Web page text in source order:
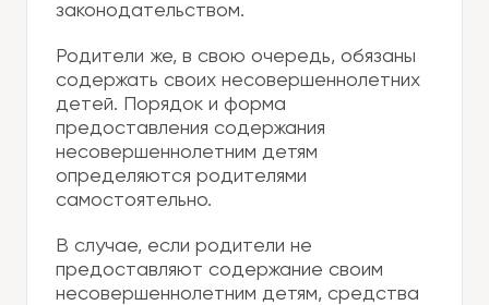
законодательством.
Родители же, в свою очередь, обязаны
содержать своих несовершеннолетних
детей. Порядок и форма
предоставления содержания
несовершеннолетним детям
определяются родителями
самостоятельно.
В случае, если родители не
предоставляют содержание своим
несовершеннолетним детям, средства